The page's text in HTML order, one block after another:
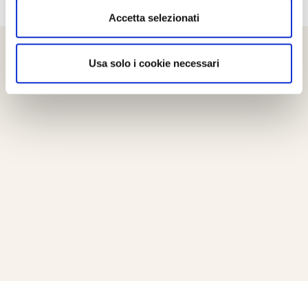
Accetta selezionati
Usa solo i cookie necessari